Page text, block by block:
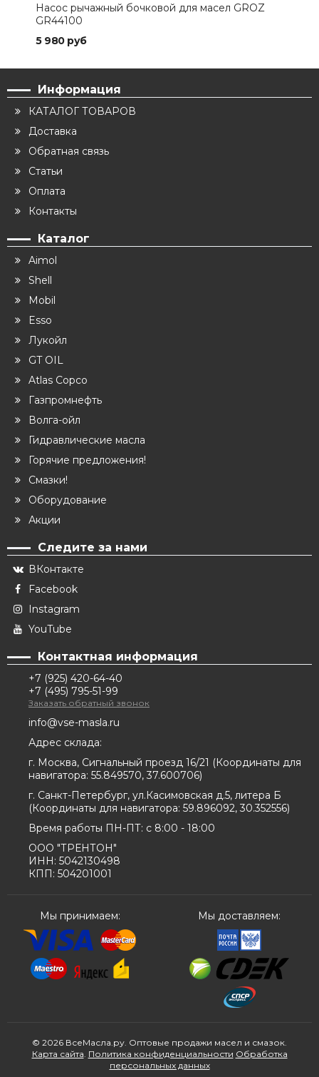
Насос рычажный бочковой для масел GROZ
GR44100
5 980 руб
Информация
КАТАЛОГ ТОВАРОВ
Доставка
Обратная связь
Статьи
Оплата
Контакты
Каталог
Aimol
Shell
Mobil
Esso
Лукойл
GT OIL
Atlas Copco
Газпромнефть
Волга-ойл
Гидравлические масла
Горячие предложения!
Смазки!
Оборудование
Акции
Следите за нами
ВКонтакте
Facebook
Instagram
YouTube
Контактная информация
+7 (925) 420-64-40
+7 (495) 795-51-99
Заказать обратный звонок
info@vse-masla.ru
Адрес склада:
г. Москва, Сигнальный проезд 16/21 (Координаты для
навигатора: 55.849570, 37.600706)
г. Санкт-Петербург, ул.Касимовская д.5, литера Б
(Координаты для навигатора: 59.896092, 30.352556)
Время работы ПН-ПТ: с 8:00 - 18:00
ООО "ТРЕНТОН"
ИНН: 5042130498
КПП: 504201001
Мы принимаем: Мы доставляем:
© 2026 ВсеМасла.ру. Оптовые продажи масел и смазок.
Карта сайта Политика конфиденциальности Обработка
персональных данных